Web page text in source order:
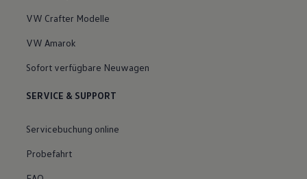
VW Crafter Modelle
VW Amarok
Sofort verfügbare Neuwagen
SERVICE & SUPPORT
Servicebuchung online
Probefahrt